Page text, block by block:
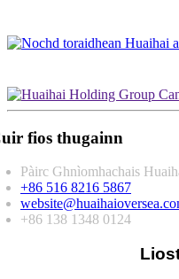
fios thugainn
Pàirc Ghnìomhachais
+86 516 8216 5867
+86 138 1348 0124